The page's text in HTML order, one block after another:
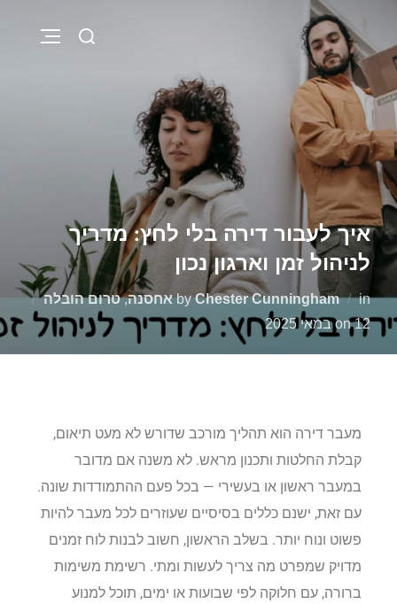
איך לעבור דירה בלי לחץ: מדריך
לניהול זמן וארגון נכון
byChester Cunningham in אחסנה,טרום הובלה
on12 במאי 2025
מעבר דירה הוא תהליך מורכב שדורש לא מעט תיאום,
קבלת החלטות ותכנון מראש. לא משנה אם מדובר
במעבר ראשון או בעשירי — בכל פעם ההתמודדות שונה.
עם זאת, ישנם כללים בסיסיים שעוזרים לכל מעבר להיות
פשוט ונוח יותר. בשלב הראשון, חשוב לבנות לוח זמנים
מדויק שמפרט מה צריך לעשות ומתי. רשימת משימות
ברורה, עם חלוקה לפי שבועות או ימים, תוכל למנוע